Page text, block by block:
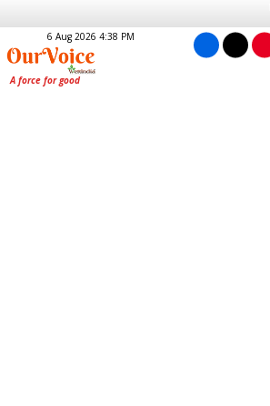
6 Aug 2026 4:38 PM